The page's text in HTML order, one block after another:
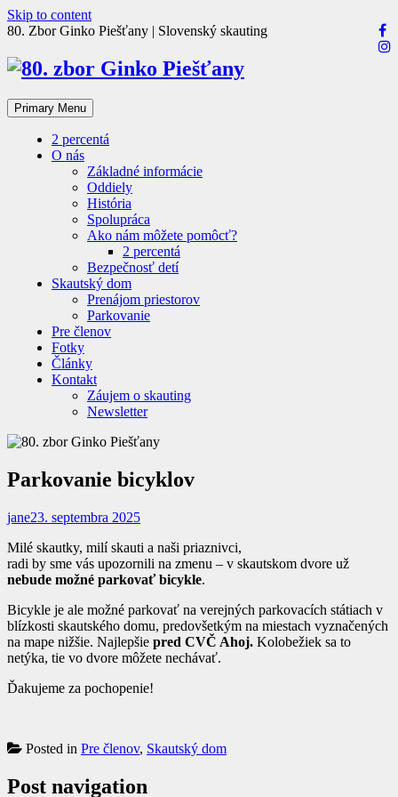
Skip to content
80. Zbor Ginko Piešťany | Slovenský skauting
Primary Menu
2 percentá
O nás
Základné informácie
Oddiely
História
Spolupráca
Ako nám môžete pomôcť?
2 percentá
Bezpečnosť detí
Skautský dom
Prenájom priestorov
Parkovanie
Pre členov
Fotky
Články
Kontakt
Záujem o skauting
Newsletter
Parkovanie bicyklov
jane23. septembra 2025
Milé skautky, milí skauti a naši priaznivci,
radi by sme vás upozornili na zmenu – v skautskom dvore už
nebude možné parkovať bicykle.
Bicykle je ale možné parkovať na verejných parkovacích státiach v
blízkosti skautského domu, predovšetkým na miestach vyznačených
na mape nižšie. Najlepšie pred CVČ Ahoj. Kolobežiek sa to
netýka, tie vo dvore môžete nechávať.
Ďakujeme za pochopenie!
Posted in Pre členov, Skautský dom
Post navigation